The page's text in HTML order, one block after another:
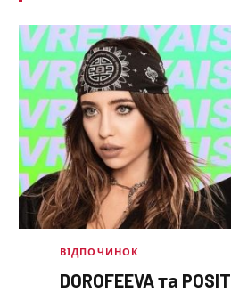
ВІДПОЧИНОК
DOROFEEVA та